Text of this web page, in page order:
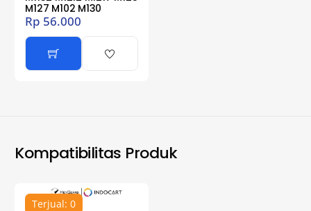
M127 M102 M130
Rp 56.000
Kompatibilitas Produk
Terjual: 0